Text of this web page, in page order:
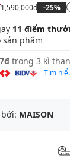
1,590,000₫ -25%
11 điểm
sản phẩm
trong 3 kì
Tìm
MAISON